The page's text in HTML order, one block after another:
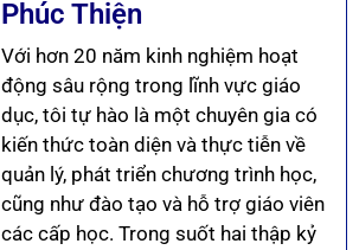
Phúc Thiện
Với hơn 20 năm kinh nghiệm hoạt
động sâu rộng trong lĩnh vực giáo
dục, tôi tự hào là một chuyên gia có
kiến thức toàn diện và thực tiễn về
quản lý, phát triển chương trình học,
cũng như đào tạo và hỗ trợ giáo viên
các cấp học. Trong suốt hai thập kỷ